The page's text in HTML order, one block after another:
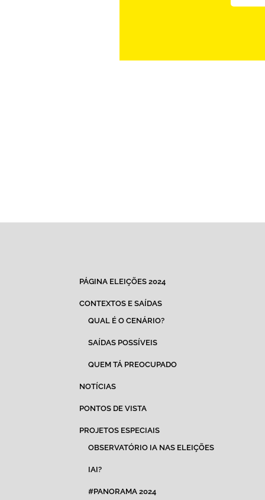
PÁGINA ELEIÇÕES 2024
CONTEXTOS E SAÍDAS
QUAL É O CENÁRIO?
SAÍDAS POSSÍVEIS
QUEM TÁ PREOCUPADO
NOTÍCIAS
PONTOS DE VISTA
PROJETOS ESPECIAIS
OBSERVATÓRIO IA NAS ELEIÇÕES
IAI?
#PANORAMA 2024